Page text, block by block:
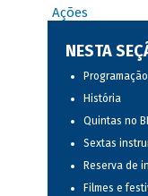
Ações
NESTA
Programação
História
Quintas no
Sextas
Reserva de
Filmes e